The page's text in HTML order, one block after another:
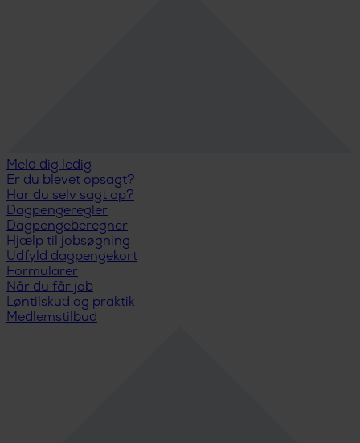
Meld dig ledig
Er du blevet opsagt?
Har du selv sagt op?
Dagpengeregler
Dagpengeberegner
Hjælp til jobsøgning
Udfyld dagpengekort
Formularer
Når du får job
Løntilskud og praktik
Medlemstilbud